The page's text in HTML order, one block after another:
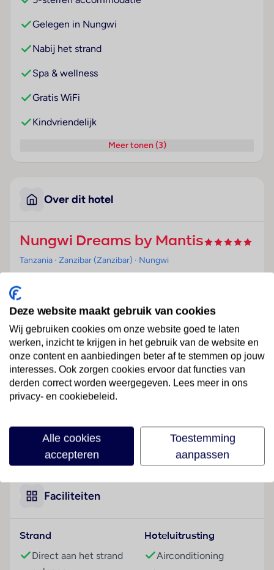
Gelegen in Nungwi
Nabij het strand
Spa & wellness
Gratis WiFi
Kindvriendelijk
Meer tonen (3)
Over dit hotel
Nungwi Dreams by Mantis
Tanzania · Zanzibar (Zanzibar) · Nungwi
Ligging
Dit hotel bevindt zich in Nungwi, direct aan het
strand.
Hotelfaciliteiten
Dit hotel beschikt over een lift en een receptie. Het
voorzieningenaanbod van het verblijf bevat een
bagagedepot en een kluis. In de openbare ruimtes is
Buiten biedt een tuin extra ruimte voor ontspanning
en recreatie. Tot de overige voorzieningen van het
hotel behoort een tv-ruimte. De gasten die met de
auto komen, kunnen in een garage of op de
parkeerplaats (kosteloos) parkeren. Onder de
medische dienst, een transferservice, kamerservice,
een wasservice, een kapper, een muntwasserette en
Faciliteiten
Strand
Direct aan het strand
Hoteluitrusting
Airconditioning
Deze website maakt gebruik van cookies
Wij gebruiken cookies om onze website goed te laten
werken, inzicht te krijgen in het gebruik van de website en
onze content en aanbiedingen beter af te stemmen op jouw
interesses. Ook zorgen cookies ervoor dat functies van
derden correct worden weergegeven. Lees meer in ons
privacy- en cookiebeleid.
Alle cookies
accepteren
Toestemming
aanpassen